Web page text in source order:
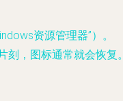
资源管理器”）。
，图标通常就会恢复。